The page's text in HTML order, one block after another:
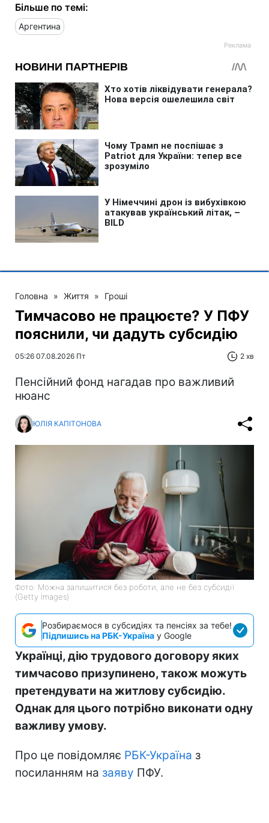
Більше по темі:
Аргентина
Головна » Життя » Гроші
Тимчасово не працюєте? У ПФУ
пояснили, чи дадуть субсидію
05:26 07.08.2026 Пт 2 хв
Пенсійний фонд нагадав про важливий
нюанс
ЮЛІЯ КАПІТОНОВА
Фото: Можна залишитися без роботи, але не без субсидії
(Getty Images)
Розбираємося в субсидіях та пенсіях за тебе!
Підпишись на РБК-Україна у Google
Українці, дію трудового договору яких
тимчасово призупинено, також можуть
претендувати на житлову субсидію.
Однак для цього потрібно виконати одну
важливу умову.
Про це повідомляє РБК-Україна з
посиланням на заяву ПФУ.